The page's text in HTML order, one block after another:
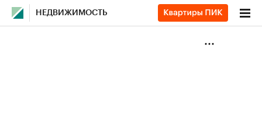
НЕДВИЖИМОСТЬ